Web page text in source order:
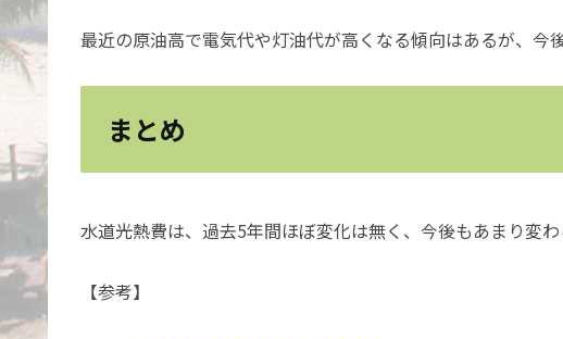
最近の原油高で電気代や灯油代が高くなる傾向はあるが、今
まとめ
水道光熱費は、過去5年間ほぼ変化は無く、今後もあまり変
【参考】